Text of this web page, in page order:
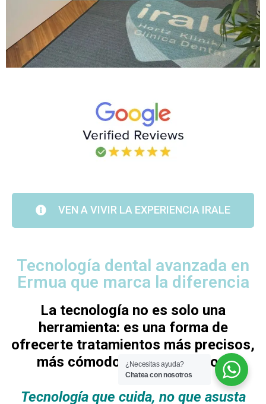
VEN A VIVIR LA EXPERIENCIA IRALE
Tecnología dental avanzada en
Ermua que marca la diferencia
La tecnología no es solo una
herramienta: es una forma de
ofrecerte tratamientos más precisos,
más cómodos y más seguros.
Tecnología que cuida, no que asusta
¿Necesitas ayuda?
Chatea con nosotros